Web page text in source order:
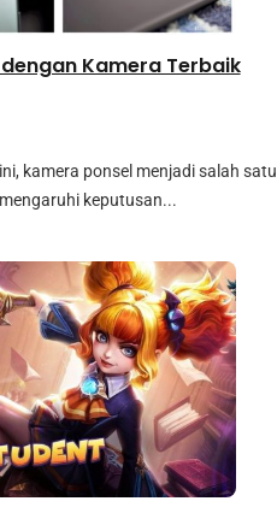
Kamera Terbaik
kamera ponsel menjadi salah satu
keputusan...